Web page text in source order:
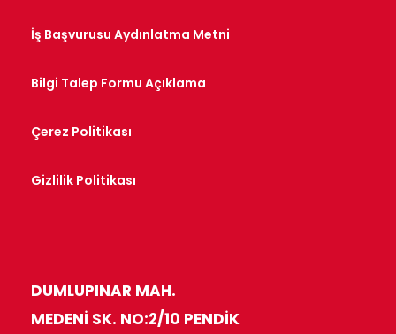
İş Başvurusu Aydınlatma Metni
Bilgi Talep Formu Açıklama
Çerez Politikası
Gizlilik Politikası
DUMLUPINAR MAH.
MEDENI SK. NO:2/10 PENDIK